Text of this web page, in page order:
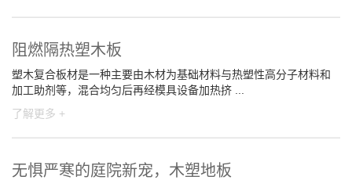
阻燃隔热塑木板
塑木复合板材是一种主要由木材为基础材料与热塑性高分子材料和
加工助剂等，混合均匀后再经模具设备加热挤 ...
了解更多 +
无惧严寒的庭院新宠，木塑地板